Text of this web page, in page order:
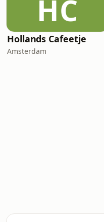
HC
Hollands Cafeetje
Amsterdam